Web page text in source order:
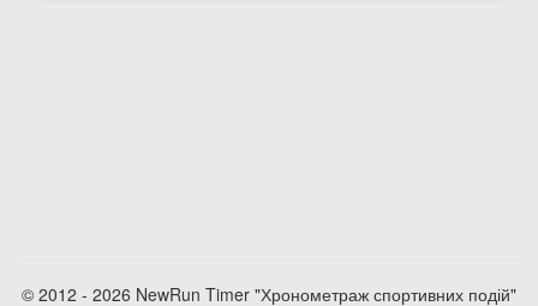
© 2012 - 2026 NewRun Timer "Хронометраж спортивних подій"